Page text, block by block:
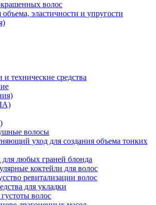
волос
эластичности и упругости
технические средства
волосы
уход для создания объема тонких
любых граней блонда
коктейли для волос
ревитализации волос
для укладки
волос